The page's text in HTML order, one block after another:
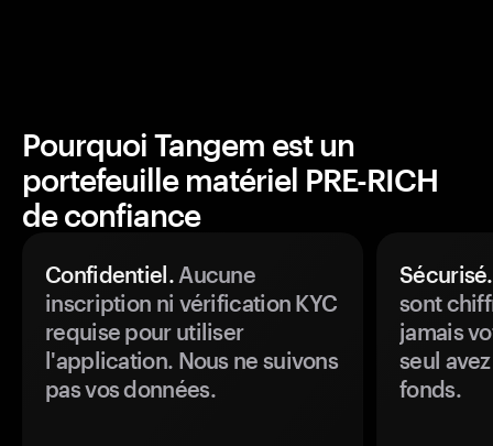
Pourquoi Tangem est un
portefeuille matériel PRE-RICH
de confiance
Confidentiel.Aucune
inscription ni vérification KYC
requise pour utiliser
l'application. Nous ne suivons
pas vos données.
Sécurisé.
sont
jamais
seul
fonds.